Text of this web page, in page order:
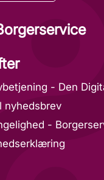
- Den
nyhedsbrev
-